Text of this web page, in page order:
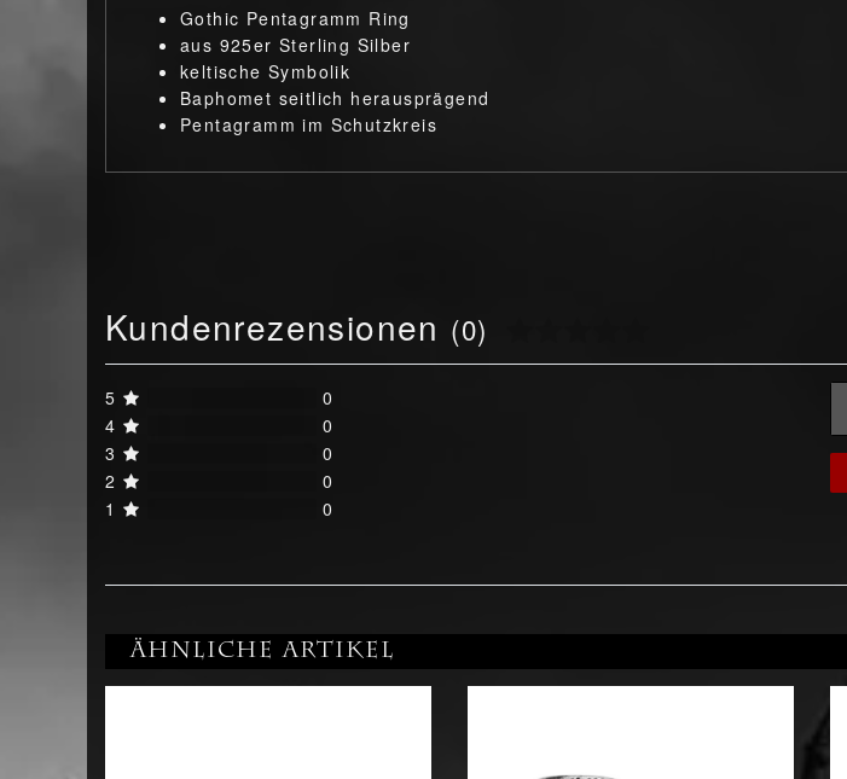
Gothic Pentagramm Ring
aus 925er Sterling Silber
keltische Symbolik
Baphomet seitlich herausprägend
Pentagramm im Schutzkreis
Kundenrezensionen (0)
5
0
4
0
3
0
2
0
1
0
Ähnliche Artikel